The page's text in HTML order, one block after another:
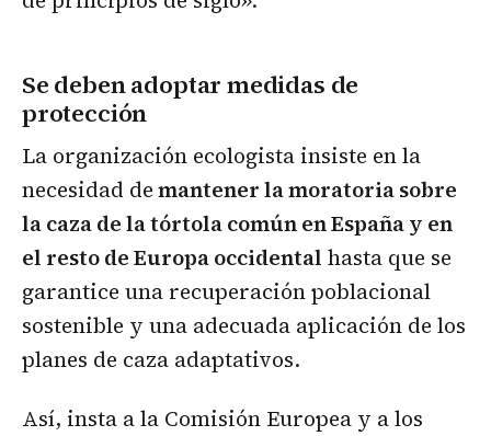
Se deben adoptar medidas de
protección
La organización ecologista insiste en la
necesidad demantener la moratoria sobre
la caza de la tórtola común en España y en
el resto de Europa occidental hasta que se
garantice una recuperación poblacional
sostenible y una adecuada aplicación de los
planes de caza adaptativos.
Así, insta a la Comisión Europea y a los